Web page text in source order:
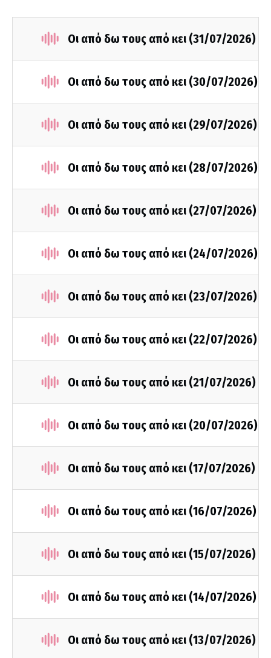
Οι από δω τους από κει (31/07/2026)
Οι από δω τους από κει (30/07/2026)
Οι από δω τους από κει (29/07/2026)
Οι από δω τους από κει (28/07/2026)
Οι από δω τους από κει (27/07/2026)
Οι από δω τους από κει (24/07/2026)
Οι από δω τους από κει (23/07/2026)
Οι από δω τους από κει (22/07/2026)
Οι από δω τους από κει (21/07/2026)
Οι από δω τους από κει (20/07/2026)
Οι από δω τους από κει (17/07/2026)
Οι από δω τους από κει (16/07/2026)
Οι από δω τους από κει (15/07/2026)
Οι από δω τους από κει (14/07/2026)
Οι από δω τους από κει (13/07/2026)